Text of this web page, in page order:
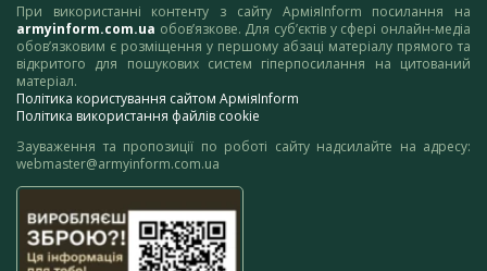
При використанні контенту з сайту АрміяInform посилання на
armyinform.com.ua обов’язкове. Для суб’єктів у сфері онлайн-медіа
обов’язковим є розміщення у першому абзаці матеріалу прямого та
відкритого для пошукових систем гіперпосилання на цитований
матеріал.
Політика користування сайтом АрміяInform
Політика використання файлів cookie
Зауваження та пропозиції по роботі сайту надсилайте на адресу:
webmaster@armyinform.com.ua